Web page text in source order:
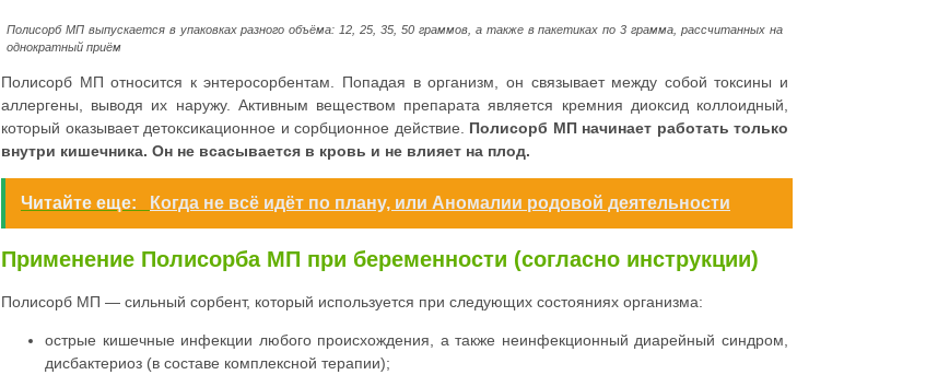
Полисорб МП выпускается в упаковках разного объёма: 12, 25, 35, 50 граммов, а также в пакетиках по 3 грамма, рассчитанных на
однократный приём
Полисорб МП относится к энтеросорбентам. Попадая в организм, он связывает между собой токсины и
аллергены, выводя их наружу. Активным веществом препарата является кремния диоксид коллоидный,
который оказывает детоксикационное и сорбционное действие. Полисорб МП начинает работать только
внутри кишечника. Он не всасывается в кровь и не влияет на плод.
Читайте еще: Когда не всё идёт по плану, или Аномалии родовой деятельности
Применение Полисорба МП при беременности (согласно инструкции)
Полисорб МП — сильный сорбент, который используется при следующих состояниях организма:
острые кишечные инфекции любого происхождения, а также неинфекционный диарейный синдром,
дисбактериоз (в составе комплексной терапии);